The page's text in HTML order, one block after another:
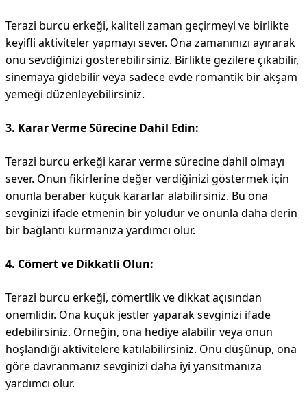
Terazi burcu erkeği, kaliteli zaman geçirmeyi ve birlikte
keyifli aktiviteler yapmayı sever. Ona zamanınızı ayırarak
onu sevdiğinizi gösterebilirsiniz. Birlikte gezilere çıkabilir,
sinemaya gidebilir veya sadece evde romantik bir akşam
yemeği düzenleyebilirsiniz.
3. Karar Verme Sürecine Dahil Edin:
Terazi burcu erkeği karar verme sürecine dahil olmayı
sever. Onun fikirlerine değer verdiğinizi göstermek için
onunla beraber küçük kararlar alabilirsiniz. Bu ona
sevginizi ifade etmenin bir yoludur ve onunla daha derin
bir bağlantı kurmanıza yardımcı olur.
4. Cömert ve Dikkatli Olun:
Terazi burcu erkeği, cömertlik ve dikkat açısından
önemlidir. Ona küçük jestler yaparak sevginizi ifade
edebilirsiniz. Örneğin, ona hediye alabilir veya onun
hoşlandığı aktivitelere katılabilirsiniz. Onu düşünüp, ona
göre davranmanız sevginizi daha iyi yansıtmanıza
yardımcı olur.